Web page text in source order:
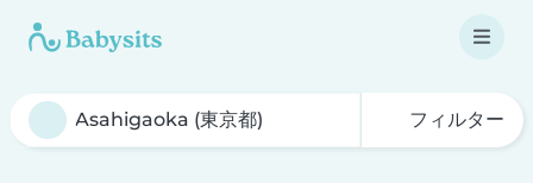
フィルター